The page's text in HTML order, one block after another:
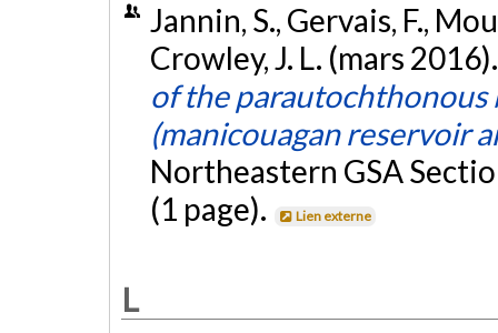
Jannin, S., Gervais, F.,
Crowley, J. L. (mars
of the
(manicouagan reservoir
Northeastern GSA
(1 page).
Lien externe
L